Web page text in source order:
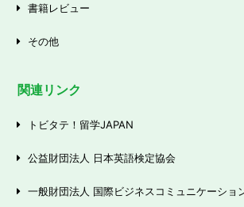
書籍レビュー
その他
関連リンク
トビタテ！留学JAPAN
公益財団法人 日本英語検定協会
一般財団法人 国際ビジネスコミュニケーショ